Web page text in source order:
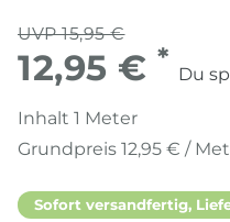
UVP 15,95 €
12,95 € *
Du
Inhalt 1 Meter
Grundpreis 12,95 € /
Sofort versandfertig,